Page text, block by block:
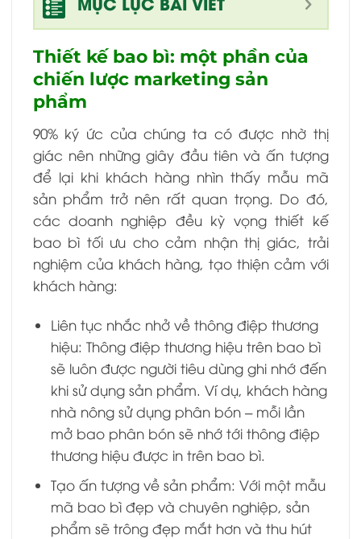
Thiết kế bao bì: một phần của
chiến lược marketing sản
phẩm
90% ký ức của chúng ta có được nhờ thị
giác nên những giây đầu tiên và ấn tượng
để lại khi khách hàng nhìn thấy mẫu mã
sản phẩm trở nên rất quan trọng. Do đó,
các doanh nghiệp đều kỳ vọng thiết kế
bao bì tối ưu cho cảm nhận thị giác, trải
nghiệm của khách hàng, tạo thiện cảm với
khách hàng:
Liên tục nhắc nhở về thông điệp thương
hiệu: Thông điệp thương hiệu trên bao bì
sẽ luôn được người tiêu dùng ghi nhớ đến
khi sử dụng sản phẩm. Ví dụ, khách hàng
nhà nông sử dụng phân bón – mỗi lần
mở bao phân bón sẽ nhớ tới thông điệp
thương hiệu được in trên bao bì.
Tạo ấn tượng về sản phẩm: Với một mẫu
mã bao bì đẹp và chuyên nghiệp, sản
phẩm sẽ trông đẹp mắt hơn và thu hút